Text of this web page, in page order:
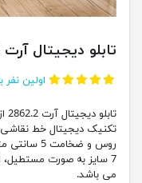
تابلو دیجیتال آرت 2862.2
اولین
تکنیک دیجیتال خط
روس و
می باشد.